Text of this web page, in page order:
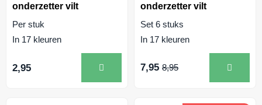
onderzetter vilt
Per stuk
In 17 kleuren
2,95
onderzetter vilt
Set 6 stuks
In 17 kleuren
7,95 8,95